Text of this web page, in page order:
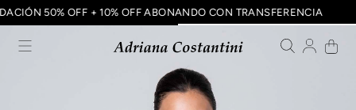
50% OFF + 10% OFF ABONANDO CON TRANSFERENCIA